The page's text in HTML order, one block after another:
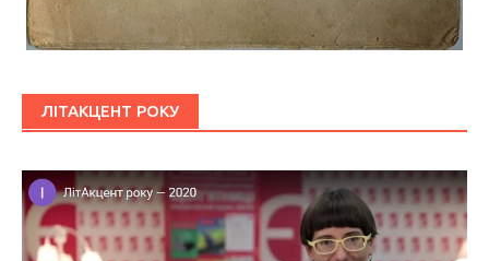
ЛІТАКЦЕНТ РОКУ